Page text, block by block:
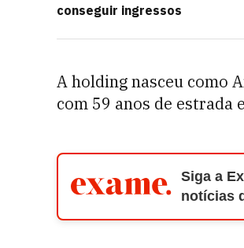
conseguir ingressos
A holding nasceu como
com 59 anos de estrada
Siga a
notícias